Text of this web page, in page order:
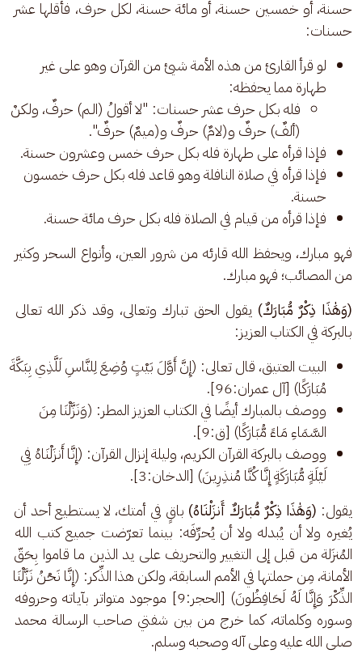
حسنة، أو خمسين حسنة، أو مائة حسنة، لكل حرف، فأقلها عشر
حسنات:
لو قرأ القارئ من هذه الأمة شيئ من القرآن وهو على غير
طهارة مما يحفظه:
فله بكل حرف عشر حسنات: "لا أقولُ (الـم) حرفٌ، ولكنْ
(ألفٌ) حرفٌ و(لامٌ) حرفٌ و(ميمٌ) حرفٌ".
فإذا قرأه على طهارة فله بكل حرف خمس وعشرون حسنة.
فإذا قرأه في صلاة النافلة وهو قاعد فله بكل حرف خمسون
حسنة.
فإذا قرأه من قيام في الصلاة فله بكل حرف مائة حسنة.
فهو مبارك، ويحفظ الله قارئه من شرور العين، وأنواع السحر وكثير
من المصائب؛ فهو مبارك.
(وَهَٰذَا ذِكْرٌ مُّبَارَكٌ) يقول الحق تبارك وتعالى، وقد ذكر الله تعالى
بالبركة في الكتاب العزيز:
البيت العتيق، قال تعالى: (إِنَّ أَوَّلَ بَيْتٍ وُضِعَ لِلنَّاسِ لَلَّذِي بِبَكَّةَ
مُبَارَكًا) [آل عمران:96].
ووصف بالمبارك أيضًا في الكتاب العزيز المطر: (وَنَزَّلْنَا مِنَ
السَّمَاءِ مَاءً مُّبَارَكًا) [ق:9].
ووصف بالبركة القرآن الكريم، وليلة إنزال القرآن: (إِنَّا أَنزَلْنَاهُ فِي
لَيْلَةٍ مُّبَارَكَةٍ إِنَّا كُنَّا مُنذِرِينَ) [الدخان:3].
يقول: (وَهَٰذَا ذِكْرٌ مُّبَارَكٌ أَنزَلْنَاهُ) باقٍ في أمتك، لا يستطيع أحد أن
يُغيره ولا أن يُبدله ولا أن يُحرِّفَه: بينما تعرّضت جميع كتب الله
المُنزَلة من قبل إلى التغيير والتحريف على يد الذين ما قاموا بِحَقّ
الأمانة، مِن حملتها في الأمم السابقة، ولكن هذا الذِّكر: (إِنَّا نَحْنُ نَزَّلْنَا
الذِّكْرَ وَإِنَّا لَهُ لَحَافِظُونَ) [الحجر:9] موجود متواتر بآياته وحروفه
وسوره وكلماته، كما خرج من بين شفتي صاحب الرسالة محمد
صلى الله عليه وعلى آله وصحبه وسلم.